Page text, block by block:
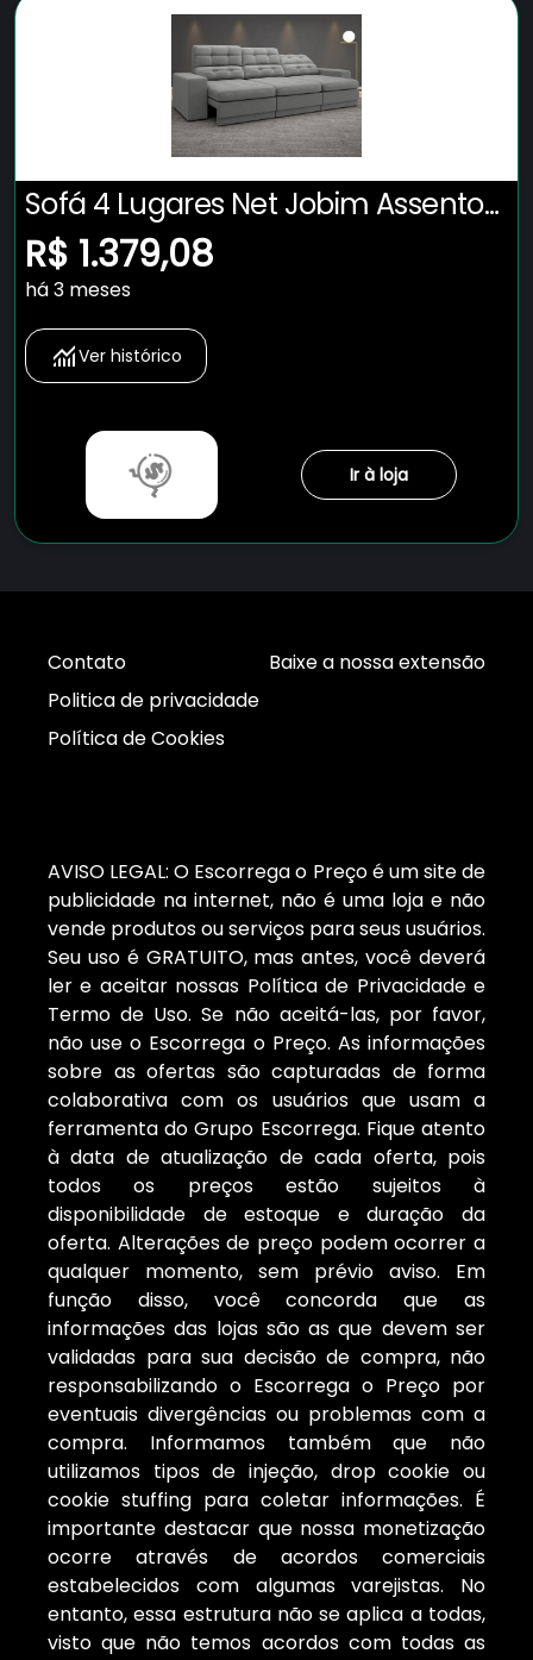
Sofá 4 Lugares Net Jobim Assento
Retrátil e Reclinável Grafite 2,30m
(L)
R$ 1.379,08
há 3 meses
Ver histórico
Ir à loja
Contato
Politica de privacidade
Política de Cookies
Baixe a nossa extensão
AVISO LEGAL: O Escorrega o Preço é um site de
publicidade na internet, não é uma loja e não
vende produtos ou serviços para seus usuários.
Seu uso é GRATUITO, mas antes, você deverá
ler e aceitar nossas Política de Privacidade e
Termo de Uso. Se não aceitá-las, por favor,
não use o Escorrega o Preço. As informações
sobre as ofertas são capturadas de forma
colaborativa com os usuários que usam a
ferramenta do Grupo Escorrega. Fique atento
à data de atualização de cada oferta, pois
todos os preços estão sujeitos à
disponibilidade de estoque e duração da
oferta. Alterações de preço podem ocorrer a
qualquer momento, sem prévio aviso. Em
função disso, você concorda que as
informações das lojas são as que devem ser
validadas para sua decisão de compra, não
responsabilizando o Escorrega o Preço por
eventuais divergências ou problemas com a
compra. Informamos também que não
utilizamos tipos de injeção, drop cookie ou
cookie stuffing para coletar informações. É
importante destacar que nossa monetização
ocorre através de acordos comerciais
estabelecidos com algumas varejistas. No
entanto, essa estrutura não se aplica a todas,
visto que não temos acordos com todas as